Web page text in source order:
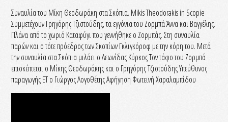
Συναυλία του Μίκη Θεοδωράκη στα Σκόπια. Mikis Theodorakis in Scopie
Συμμετέχουν Γρηγόρης Τζιστούδης, τα εγγόνια του Ζορμπά Άννα και Βαγγέλης.
Πλάνα από το χωριό Καταφύγι που γεννήθηκε ο Ζορμπάς. Στη συναυλία
παρών και ο τότε πρόεδρος των Σκοπίων Γκλιγκόροφ με την κόρη του. Μετά
την συναυλία στα Σκόπια μιλάει ο Λεωνίδας Κύρκος Τον τάφο του Ζορμπά
επισκέπτεται ο Μίκης Θεοδωράκης και ο Γρηγόρης Τζιστούδης Υπεύθυνος
παραγωγής ΕΤ ο Γιώργος Λογοθέτης Αφήγηση Φωτεινή Χαραλαμπίδου